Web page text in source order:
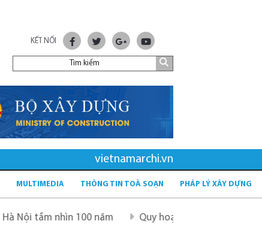
KẾT NỐI
vietnamarchi.vn
MULTIMEDIA THÔNG TIN TOÀ SOẠN PHÁP LÝ XÂY DỰNG
100 năm Quy hoạch mới sau sáp nhập tỉnh - tầm